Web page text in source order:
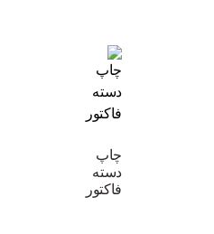
چاپ
دسته
فاکتور